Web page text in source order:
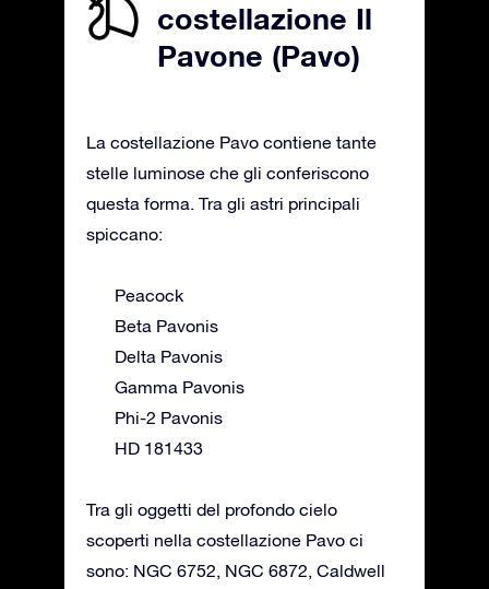
costellazione Il
Pavone (Pavo)
La costellazione Pavo contiene tante
stelle luminose che gli conferiscono
questa forma. Tra gli astri principali
spiccano:
Peacock
Beta Pavonis
Delta Pavonis
Gamma Pavonis
Phi-2 Pavonis
HD 181433
Tra gli oggetti del profondo cielo
scoperti nella costellazione Pavo ci
sono: NGC 6752, NGC 6872, Caldwell